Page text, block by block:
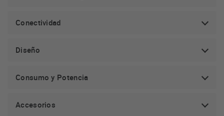
Conectividad
Diseño
Consumo y Potencia
Accesorios